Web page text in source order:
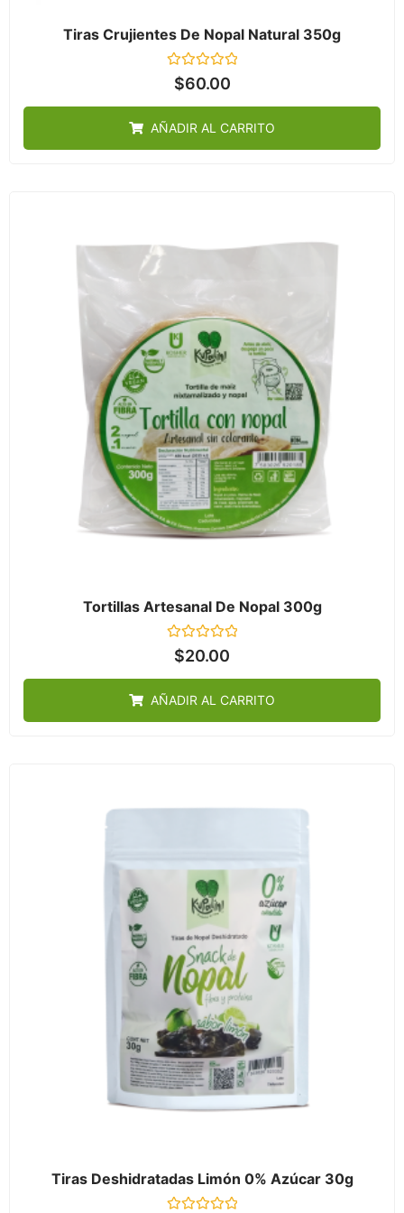
Tiras Crujientes De Nopal Natural 350g
Valorado
en
5
$60.00
AÑADIR AL CARRITO
Tortillas Artesanal De Nopal 300g
Valorado
en
5
$20.00
AÑADIR AL CARRITO
Tiras Deshidratadas Limón 0% Azúcar 30g